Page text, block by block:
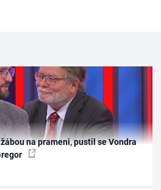
na prameni, pustil se Vondra